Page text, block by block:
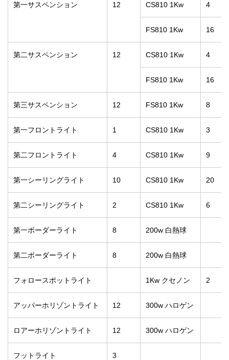
第一サスペンション 12 CS810 1Kw 4
FS810 1Kw 16
第二サスペンション 12 CS810 1Kw 4
FS810 1Kw 16
第三サスペンション 12 FS810 1Kw 8
第一フロントライト 1 CS810 1Kw 3
第二フロントライト 4 CS810 1Kw 9
第一シーリングライト 10 CS810 1Kw 20
第二シーリングライト 2 CS810 1Kw 6
第一ボーダーライト 8 200w 白熱球
第二ボーダーライト 8 200w 白熱球
フォロースポットライト 1Kw クセノン 2
アッパーホリゾントライト 12 300w ハロゲン
ロアーホリゾントライト 12 300w ハロゲン
フットライト 3